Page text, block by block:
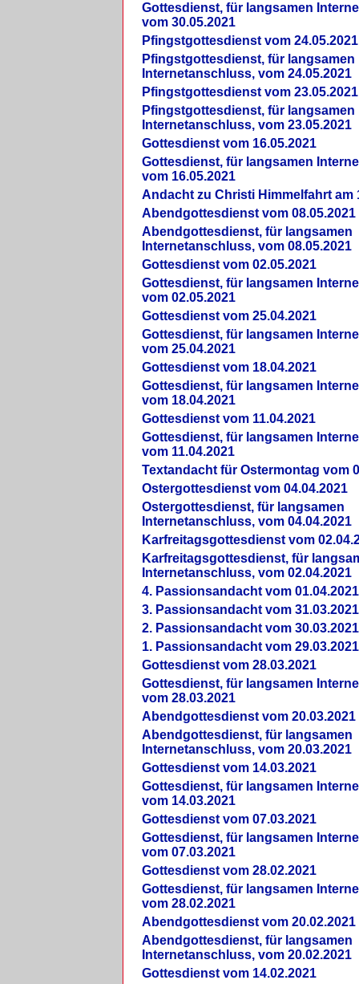
Gottesdienst, für langsamen
vom 30.05.2021
Pfingstgottesdienst vom 24.05.2021
Pfingstgottesdienst, für langsamen
Internetanschluss, vom 24.05.2021
Pfingstgottesdienst vom 23.05.2021
Pfingstgottesdienst, für langsamen
Internetanschluss, vom 23.05.2021
Gottesdienst vom 16.05.2021
Gottesdienst, für langsamen
vom 16.05.2021
Andacht zu Christi Himmelfahrt am
Abendgottesdienst vom 08.05.2021
Abendgottesdienst, für langsamen
Internetanschluss, vom 08.05.2021
Gottesdienst vom 02.05.2021
Gottesdienst, für langsamen
vom 02.05.2021
Gottesdienst vom 25.04.2021
Gottesdienst, für langsamen
vom 25.04.2021
Gottesdienst vom 18.04.2021
Gottesdienst, für langsamen
vom 18.04.2021
Gottesdienst vom 11.04.2021
Gottesdienst, für langsamen
vom 11.04.2021
Textandacht für Ostermontag vom
Ostergottesdienst vom 04.04.2021
Ostergottesdienst, für langsamen
Internetanschluss, vom 04.04.2021
Karfreitagsgottesdienst vom
Karfreitagsgottesdienst, für
Internetanschluss, vom 02.04.2021
4. Passionsandacht vom 01.04.2021
3. Passionsandacht vom 31.03.2021
2. Passionsandacht vom 30.03.2021
1. Passionsandacht vom 29.03.2021
Gottesdienst vom 28.03.2021
Gottesdienst, für langsamen
vom 28.03.2021
Abendgottesdienst vom 20.03.2021
Abendgottesdienst, für langsamen
Internetanschluss, vom 20.03.2021
Gottesdienst vom 14.03.2021
Gottesdienst, für langsamen
vom 14.03.2021
Gottesdienst vom 07.03.2021
Gottesdienst, für langsamen
vom 07.03.2021
Gottesdienst vom 28.02.2021
Gottesdienst, für langsamen
vom 28.02.2021
Abendgottesdienst vom 20.02.2021
Abendgottesdienst, für langsamen
Internetanschluss, vom 20.02.2021
Gottesdienst vom 14.02.2021